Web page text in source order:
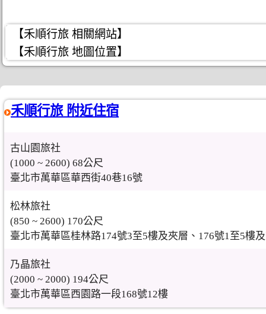
【禾順行旅 相關網站】
【禾順行旅 地圖位置】
禾順行旅 附近住宿
古山園旅社
(1000 ~ 2600) 68公尺
臺北市萬華區華西街40巷16號
松林旅社
(850 ~ 2600) 170公尺
臺北市萬華區桂林路174號3至5樓及夾層、176號1至5樓
乃晶旅社
(2000 ~ 2000) 194公尺
臺北市萬華區西園路一段168號12樓